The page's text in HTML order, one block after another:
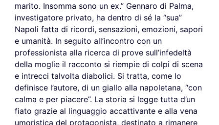
marito. Insomma sono un ex.” Gennaro di Palma,
investigatore privato, ha dentro di sé la “sua”
Napoli fatta di ricordi, sensazioni, emozioni, sapori
e umanità. In seguito all’incontro con un
professionista alla ricerca di prove sull’infedeltà
della moglie il racconto si riempie di colpi di scena
e intrecci talvolta diabolici. Si tratta, come lo
definisce l’autore, di un giallo alla napoletana, “con
calma e per piacere”. La storia si legge tutta d’un
fiato grazie al linguaggio accattivante e alla vena
umoristica del protagonista, destinato a rimanere